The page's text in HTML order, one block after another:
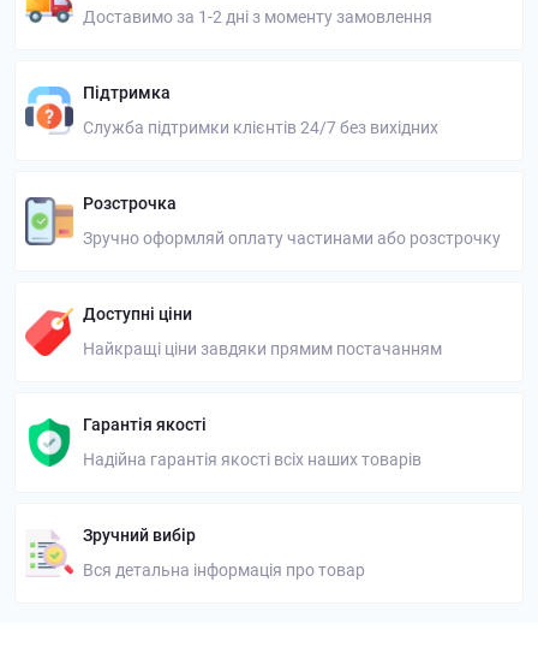
Доставимо за 1-2 дні з моменту замовлення
Підтримка
Служба підтримки клієнтів 24/7 без вихідних
Розстрочка
Зручно оформляй оплату частинами або розстрочку
Доступні ціни
Найкращі ціни завдяки прямим постачанням
Гарантія якості
Надійна гарантія якості всіх наших товарів
Зручний вибір
Вся детальна інформація про товар